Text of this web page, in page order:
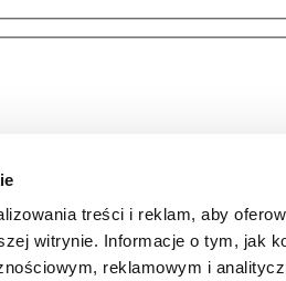
treści i reklam, aby
witrynie. Informacje o tym, jak
reklamowym i
adresu e-mail, numeru telefonu,